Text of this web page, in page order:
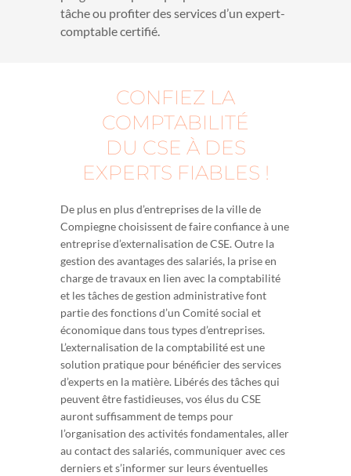
tâche ou profiter des services d’un expert-
comptable certifié.
CONFIEZ LA
COMPTABILITÉ
DU CSE À DES
EXPERTS FIABLES !
De plus en plus d’entreprises de la ville de
Compiegne choisissent de faire confiance à une
entreprise d’externalisation de CSE. Outre la
gestion des avantages des salariés, la prise en
charge de travaux en lien avec la comptabilité
et les tâches de gestion administrative font
partie des fonctions d’un Comité social et
économique dans tous types d’entreprises.
L’externalisation de la comptabilité est une
solution pratique pour bénéficier des services
d’experts en la matière. Libérés des tâches qui
peuvent être fastidieuses, vos élus du CSE
auront suffisamment de temps pour
l’organisation des activités fondamentales, aller
au contact des salariés, communiquer avec ces
derniers et s’informer sur leurs éventuelles